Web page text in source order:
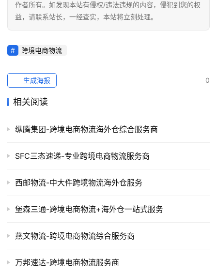
作者所有。如发现本站有侵权/违法违规的内容，侵犯到您的权
益，请联系站长，一经查实，本站将立刻处理。
跨境电商物流
0
生成海报
相关阅读
纵腾集团-跨境电商物流海外仓综合服务商
SFC三态速递-专业跨境电商物流服务商
西邮物流-中大件跨境物流海外仓服务
堡森三通-跨境电商物流+海外仓一站式服务
燕文物流-跨境电商物流综合服务商
万邦速达-跨境电商物流服务商